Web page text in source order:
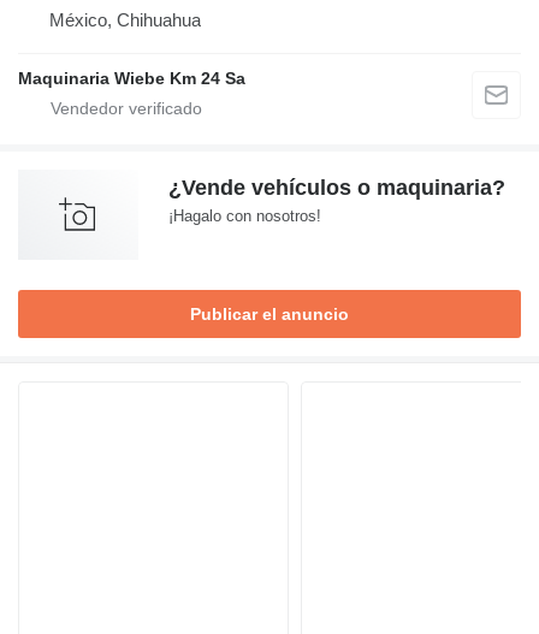
México, Chihuahua
Maquinaria Wiebe Km 24 Sa
¿Vende vehículos o maquinaria?
¡Hagalo con nosotros!
Publicar el anuncio